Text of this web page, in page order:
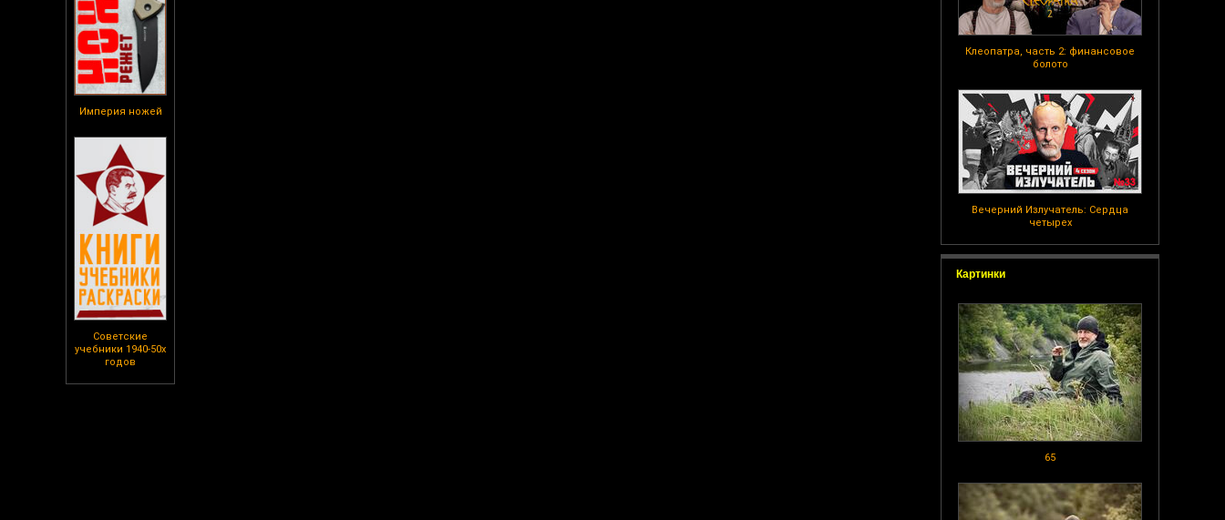
Империя ножей
Советские
учебники 1940-50х
годов
Клеопатра, часть 2: финансовое
болото
Вечерний Излучатель: Сердца
четырех
Картинки
65